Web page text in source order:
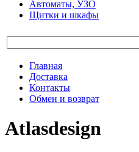
Автоматы, УЗО
Щитки и шкафы
Главная
Доставка
Контакты
Обмен и возврат
Atlasdesign